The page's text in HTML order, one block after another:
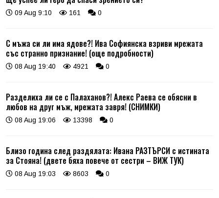
09 Aug 9:10 161 0
С мъжа си ли има ядове?! Ива Софиянска взриви мрежата
със странно признание! (още подробности)
08 Aug 19:40 4921 0
Разделиха ли се с Палаханов?! Алекс Раева се обясни в
любов на друг мъж, мрежата завря! (СНИМКИ)
08 Aug 19:06 13398 0
Близо година след раздялата: Ивана РАЗТЪРСИ с истината
за Стояна! (двете бяха повече от сестри – ВИЖ ТУК)
08 Aug 19:03 8603 0